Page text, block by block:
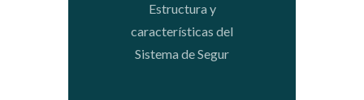
Estructura y
características del
Sistema de Segur